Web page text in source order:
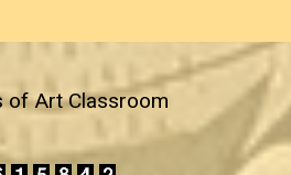
of Art Classroom